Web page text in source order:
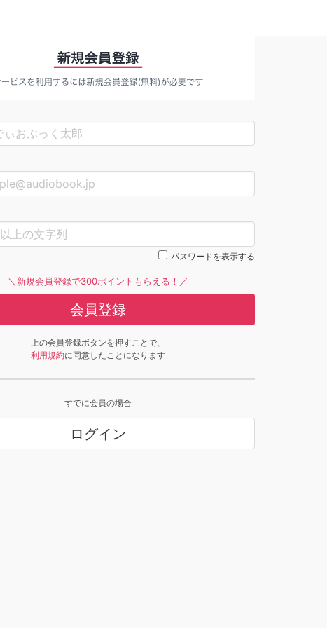
パスワードを表示する
＼新規会員登録で300ポイントもらえる！／
会員登録
上の会員登録ボタンを押すことで、
利用規約に同意したことになります
すでに会員の場合
ログイン